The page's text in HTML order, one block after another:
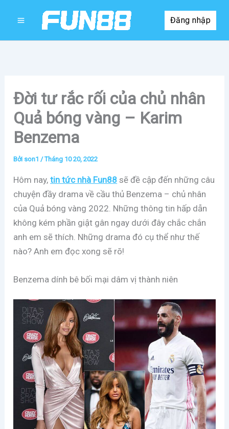
Đăng nhập
Đời tư rắc rối của chủ nhân
Quả bóng vàng – Karim
Benzema
Bởi son1 /Tháng 10 20, 2022
Hôm nay,tin tức nhà Fun88 sẽ đề cập đến những câu
chuyện đầy drama về cầu thủ Benzema – chủ nhân
của Quả bóng vàng 2022. Những thông tin hấp dẫn
không kém phần giật gân ngay dưới đây chắc chắn
anh em sẽ thích. Những drama đó cụ thể như thế
nào? Anh em đọc xong sẽ rõ!
Benzema dính bê bối mại dâm vị thành niên